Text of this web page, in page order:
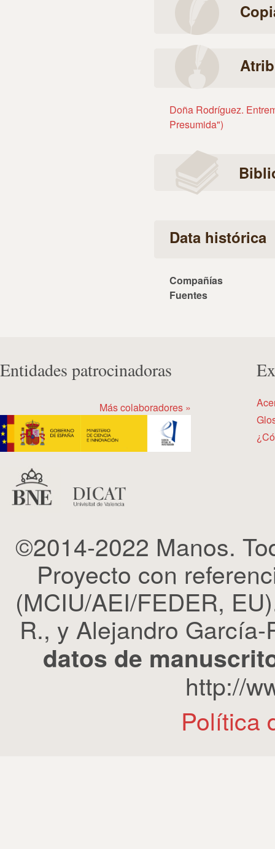
Doña Rodríguez.
Presumida")
Data histórica
Compañías
Fuentes
Entidades patrocinadoras
Más colaboradores »
©2014-2022 Manos.
Proyecto con
(MCIU/AEI/FEDER,
R., y Alejandro
datos de
http://
Política